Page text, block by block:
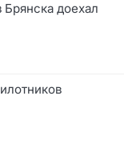
Брянска доехал